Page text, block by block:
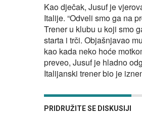
Kao dječak, Jusuf je
Italije. “Odveli smo ga na
Trener u klubu u koji smo
starta i trči. Objašnjavao
kao kada neko hoće
preveo, Jusuf je hladno
Italijanski trener bio je
PRIDRUŽITE SE DISKUSIJI